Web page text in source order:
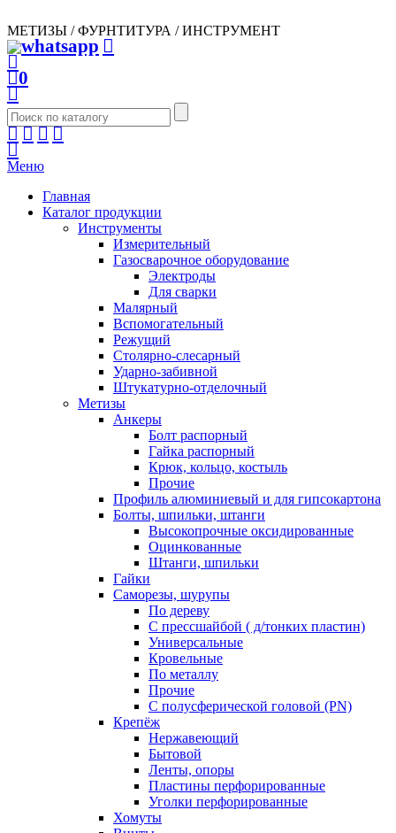
МЕТИЗЫ / ФУРНТИТУРА / ИНСТРУМЕНТ
0
Меню
Главная
Каталог продукции
Инструменты
Измерительный
Газосварочное оборудование
Электроды
Для сварки
Малярный
Вспомогательный
Режущий
Столярно-слесарный
Ударно-забивной
Штукатурно-отделочный
Метизы
Анкеры
Болт распорный
Гайка распорный
Крюк, кольцо, костыль
Прочие
Профиль алюминиевый и для гипсокартона
Болты, шпильки, штанги
Высокопрочные оксидированные
Оцинкованные
Штанги, шпильки
Гайки
Саморезы, шурупы
По дереву
С прессшайбой ( д/тонких пластин)
Универсальные
Кровельные
По металлу
Прочие
С полусферической головой (PN)
Крепёж
Нержавеющий
Бытовой
Ленты, опоры
Пластины перфорированные
Уголки перфорированные
Хомуты